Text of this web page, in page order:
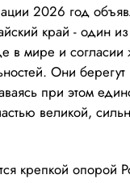
2026 год
край - один из
в мире и согласии
Они берегут
при этом
великой,
крепкой опорой